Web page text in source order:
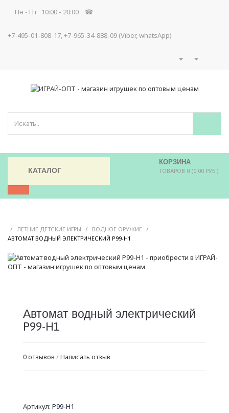
Пн - Пт 10:00 - 20:00 ☎
+7-495-01-808-17, +7-965-34-888-09 (Viber, whatsApp)
КОРЗИНА
ТОВАРОВ 0 (0.00 РУБ.)
КАТАЛОГ
/ ЛЕТНИЕ ДЕТСКИЕ ИГРЫ / ВОДНОЕ ОРУЖИЕ /
АВТОМАТ ВОДНЫЙ ЭЛЕКТРИЧЕСКИЙ P99-H1
Автомат водный электрический
P99-H1
0 отзывов /Написать отзыв
Артикул: P99-H1